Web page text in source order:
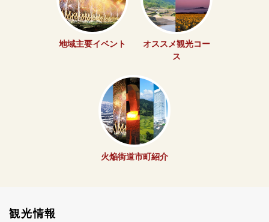
地域主要イベント
オススメ観光コー
ス
火焔街道市町紹介
観光情報